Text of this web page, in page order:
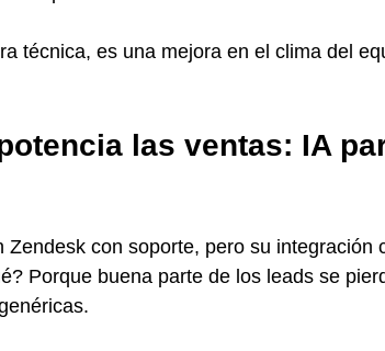
técnica, es una mejora en el clima del
las ventas: IA
Zendesk con soporte, pero su integración
Porque buena parte de los leads se